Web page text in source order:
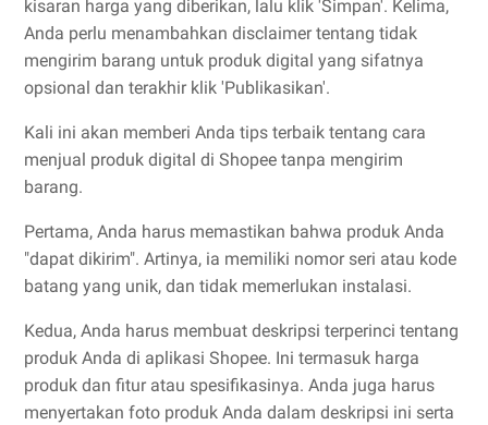
kisaran harga yang diberikan, lalu klik 'Simpan'. Kelima,
Anda perlu menambahkan disclaimer tentang tidak
mengirim barang untuk produk digital yang sifatnya
opsional dan terakhir klik 'Publikasikan'.
Kali ini akan memberi Anda tips terbaik tentang cara
menjual produk digital di Shopee tanpa mengirim
barang.
Pertama, Anda harus memastikan bahwa produk Anda
"dapat dikirim". Artinya, ia memiliki nomor seri atau kode
batang yang unik, dan tidak memerlukan instalasi.
Kedua, Anda harus membuat deskripsi terperinci tentang
produk Anda di aplikasi Shopee. Ini termasuk harga
produk dan fitur atau spesifikasinya. Anda juga harus
menyertakan foto produk Anda dalam deskripsi ini serta